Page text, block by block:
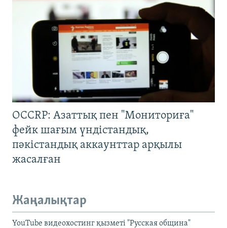
OCCRP: Азаттық пен "Мониториға"
фейк шағым үндістандық,
пәкістандық аккаунттар арқылы
жасалған
Жаңалықтар
YouTube видеохостинг қызметі "Русская община"